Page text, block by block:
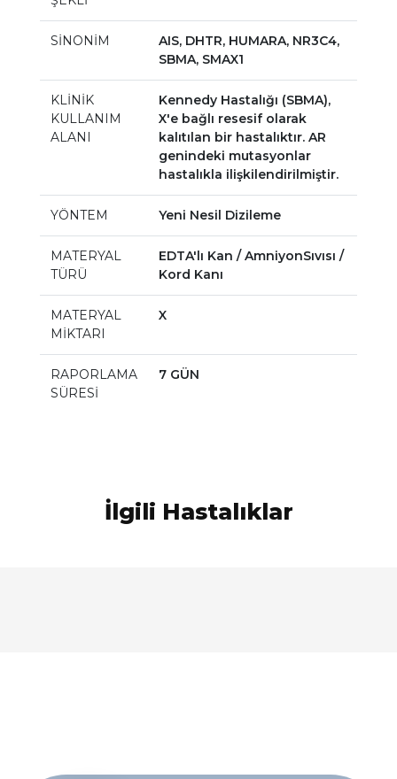
SİNONİM
AIS, DHTR, HUMARA, NR3C4,
SBMA, SMAX1
KLİNİK
KULLANIM
ALANI
Kennedy Hastalığı (SBMA),
X'e bağlı resesif olarak
kalıtılan bir hastalıktır. AR
genindeki mutasyonlar
hastalıkla ilişkilendirilmiştir.
YÖNTEM Yeni Nesil Dizileme
MATERYAL
TÜRÜ
EDTA'lı Kan / AmniyonSıvısı /
Kord Kanı
MATERYAL
MİKTARI
X
RAPORLAMA
SÜRESİ
7 GÜN
İlgili Hastalıklar